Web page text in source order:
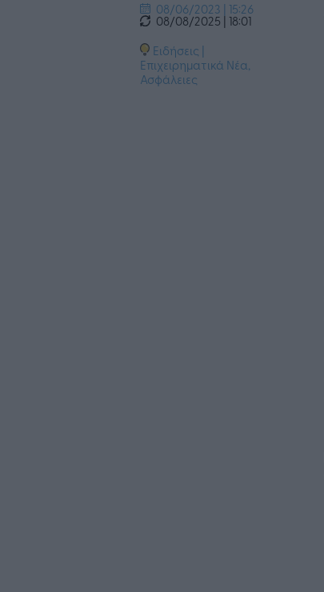
08/06/2023 | 15:26
08/08/2025 | 18:01
Ειδήσεις |
Επιχειρηματικά Νέα,
Ασφάλειες